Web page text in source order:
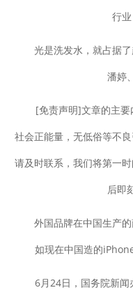
行业
光是洗发水，就占据了
潘婷
[免责声明]文章的主要
社会正能量，无低俗等不
请及时联系，我们将第一
后即
外国品牌在中国生产的
如现在中国造的
6月24日，国务院新闻